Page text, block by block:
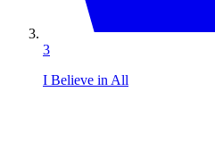
3
I Believe in All